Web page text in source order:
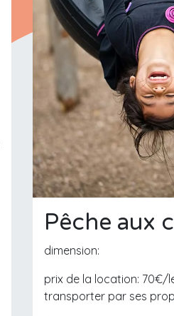
Pêche aux
dimension:
prix de la location: 70€/
transporter par ses